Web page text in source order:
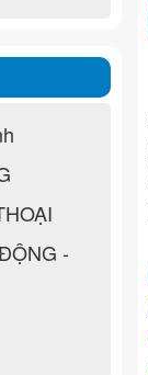
-